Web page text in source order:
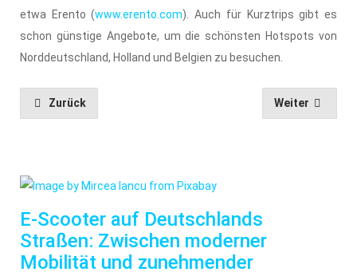
etwa Erento (www.erento.com). Auch für Kurztrips gibt es
schon günstige Angebote, um die schönsten Hotspots von
Norddeutschland, Holland und Belgien zu besuchen.
Zurück Weiter
E-Scooter auf Deutschlands
Straßen: Zwischen moderner
Mobilität und zunehmender